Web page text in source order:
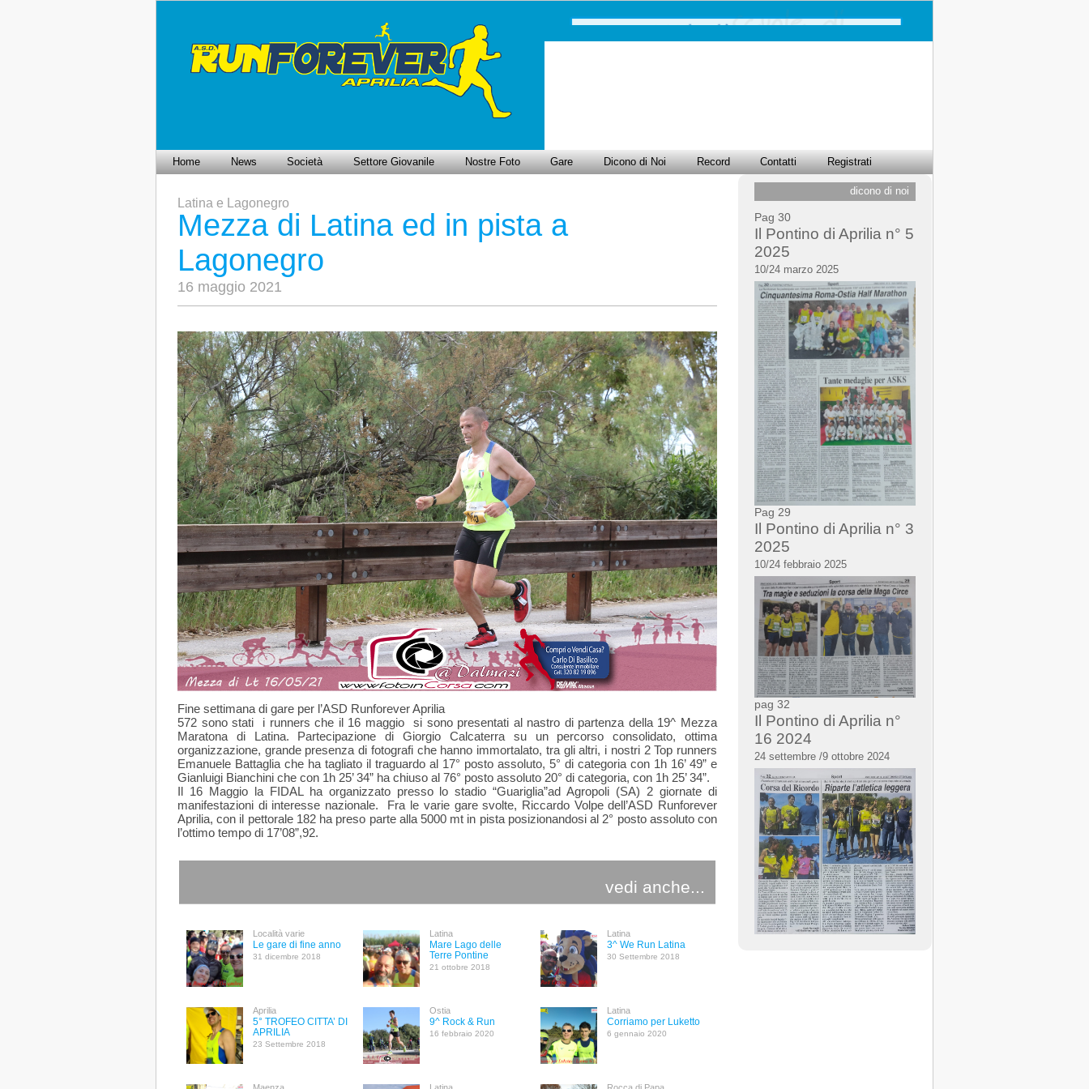
Home News Società Settore Giovanile Nostre Foto Gare Dicono di Noi Record Contatti Registrati
Latina e Lagonegro
Mezza di Latina ed in pista a
Lagonegro
16 maggio 2021
Fine settimana di gare per l’ASD Runforever Aprilia
572 sono stati i runners che il 16 maggio si sono presentati al nastro di partenza della 19^ Mezza
Maratona di Latina. Partecipazione di Giorgio Calcaterra su un percorso consolidato, ottima
organizzazione, grande presenza di fotografi che hanno immortalato, tra gli altri, i nostri 2 Top runners
Emanuele Battaglia che ha tagliato il traguardo al 17° posto assoluto, 5° di categoria con 1h 16’ 49” e
Gianluigi Bianchini che con 1h 25’ 34” ha chiuso al 76° posto assoluto 20° di categoria, con 1h 25’ 34”.
Il 16 Maggio la FIDAL ha organizzato presso lo stadio “Guariglia”ad Agropoli (SA) 2 giornate di
manifestazioni di interesse nazionale. Fra le varie gare svolte, Riccardo Volpe dell’ASD Runforever
Aprilia, con il pettorale 182 ha preso parte alla 5000 mt in pista posizionandosi al 2° posto assoluto con
l’ottimo tempo di 17’08”,92.
vedi anche...
Località varie
Le gare di fine anno
31 dicembre 2018
Latina
Mare Lago delle
Terre Pontine
21 ottobre 2018
Latina
3^ We Run Latina
30 Settembre 2018
Aprilia
5° TROFEO CITTA’ DI
APRILIA
23 Settembre 2018
Ostia
9^ Rock & Run
16 febbraio 2020
Latina
Corriamo per Luketto
6 gennaio 2020
dicono di noi
Pag 30
Il Pontino di Aprilia n° 5
2025
10/24 marzo 2025
Pag 29
Il Pontino di Aprilia n° 3
2025
10/24 febbraio 2025
pag 32
Il Pontino di Aprilia n°
16 2024
24 settembre /9 ottobre 2024